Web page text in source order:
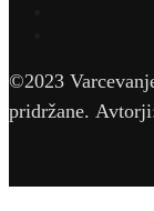
©2023
pridržane.